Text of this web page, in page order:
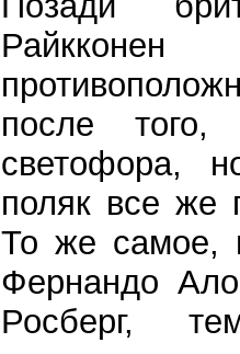
после того,
светофора,
поляк все же
То же самое,
Фернандо
Росберг,